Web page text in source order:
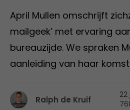
April Mullen omschrijft
mailgeek’ met ervaring
bureauzijde. We spraken
aanleiding van haar komst
Ralph de Kruif
22